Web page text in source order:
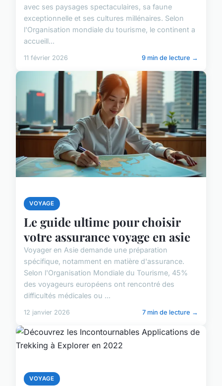
avec ses paysages spectaculaires, sa faune
exceptionnelle et ses cultures millénaires. Selon
l'Organisation mondiale du tourisme, le continent a
accueill...
11 février 2026 9 min de lecture →
VOYAGE
Le guide ultime pour choisir
votre assurance voyage en asie
Voyager en Asie demande une préparation
spécifique, notamment en matière d'assurance.
Selon l'Organisation Mondiale du Tourisme, 45%
des voyageurs européens ont rencontré des
difficultés médicales ou ...
12 janvier 2026 7 min de lecture →
VOYAGE